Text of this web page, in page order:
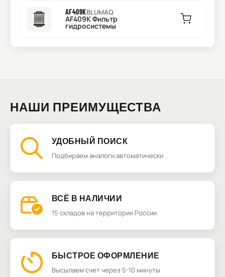
AF409KBLUMAQ
AF409K Фильтр
гидросистемы
НАШИ ПРЕИМУЩЕСТВА
УДОБНЫЙ ПОИСК
Подбираем аналоги автоматически
ВСЁ В НАЛИЧИИ
15 складов на территории России
БЫСТРОЕ ОФОРМЛЕНИЕ
Высылаем счет через 5-10 минуты